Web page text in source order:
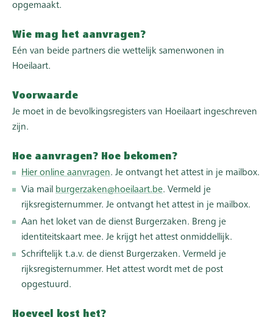
opgemaakt.
Wie mag het aanvragen?
Eén van beide partners die wettelijk samenwonen in
Hoeilaart.
Voorwaarde
Je moet in de bevolkingsregisters van Hoeilaart ingeschreven
zijn.
Hoe aanvragen? Hoe bekomen?
Hier online aanvragen. Je ontvangt het attest in je mailbox.
Via mail burgerzaken@hoeilaart.be. Vermeld je
rijksregisternummer. Je ontvangt het attest in je mailbox.
Aan het loket van de dienst Burgerzaken. Breng je
identiteitskaart mee. Je krijgt het attest onmiddellijk.
Schriftelijk t.a.v. de dienst Burgerzaken. Vermeld je
rijksregisternummer. Het attest wordt met de post
opgestuurd.
Hoeveel kost het?